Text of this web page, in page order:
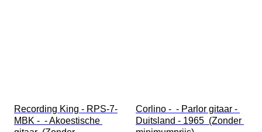
Recording King - RPS-7-
MBK -  - Akoestische
Corlino -  - Parlor gitaar -
Duitsland - 1965  (Zonder